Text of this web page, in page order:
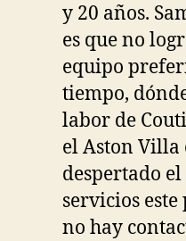
y 20 años.
es que no
equipo
tiempo,
labor de
el Aston Villa
despertado
servicios
no hay